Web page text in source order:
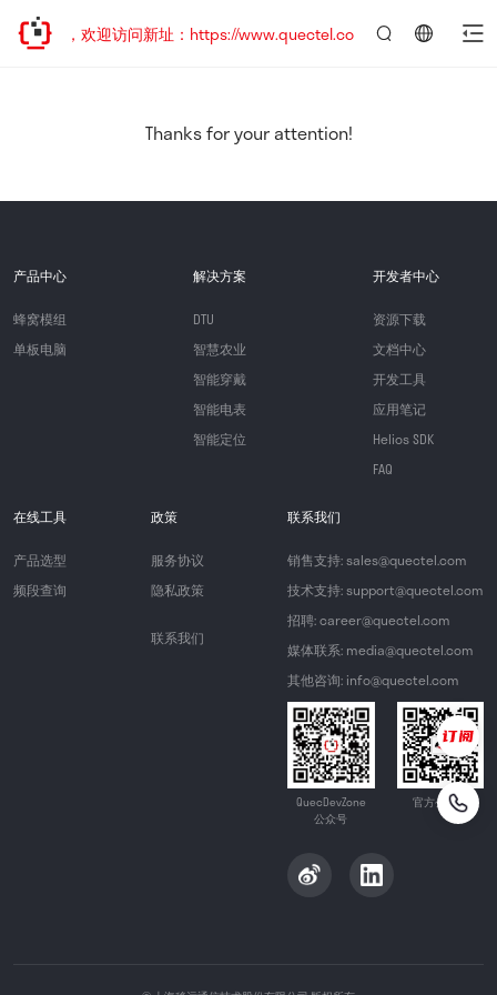
已迁移，欢迎访问新址：https://www.quectel.com.cn
Thanks for your attention!
产品中心
蜂窝模组
单板电脑
解决方案
DTU
智慧农业
智能穿戴
智能电表
智能定位
开发者中心
资源下载
文档中心
开发工具
应用笔记
Helios SDK
FAQ
在线工具
产品选型
频段查询
政策
服务协议
隐私政策
联系我们
联系我们
销售支持: sales@quectel.com
技术支持: support@quectel.com
招聘: career@quectel.com
媒体联系: media@quectel.com
其他咨询: info@quectel.com
QuecDevZone
公众号
官方公众号